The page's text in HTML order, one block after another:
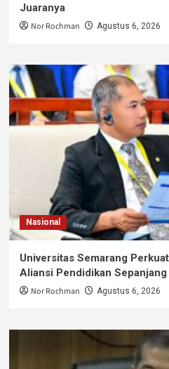
Juaranya
Nor Rochman Agustus 6, 2026
Nasional
Universitas Semarang
Aliansi Pendidikan
Nor Rochman Agustus 6, 2026